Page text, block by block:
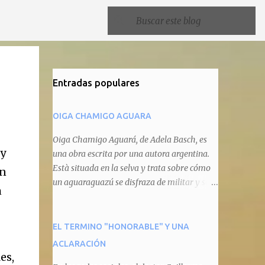
Entradas populares
OIGA CHAMIGO AGUARA
Oiga Chamigo Aguará, de Adela Basch, es
una obra escrita por una autora argentina.
Està situada en la selva y trata sobre cómo
un aguaraguazú se disfraza de militar y se
animal que pretenda circular por ahí. En
primera instancia aparece Teteu, el tero,
EL TERMINO "HONORABLE" Y UNA
ACLARACIÓN